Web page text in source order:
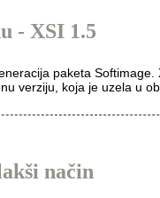
- XSI 1.5
paketa
verziju, koja je uzela u
način